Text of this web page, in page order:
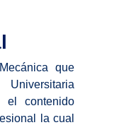
que
el contenido
la cual